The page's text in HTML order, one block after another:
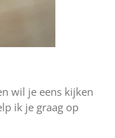
wil je eens kijken
ik je graag op